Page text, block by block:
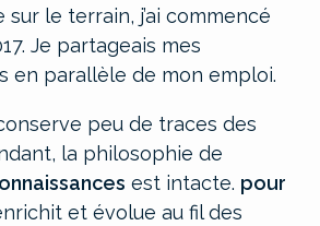
sur le terrain, j’ai commencé
Je partageais mes
en parallèle de mon emploi.
peu de traces des
la philosophie de
est intacte. pour
et évolue au fil des